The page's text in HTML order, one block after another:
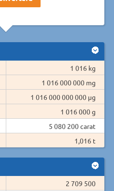
1 016 kg
1 016 000 000 mg
1 016 000 000 000 µg
1 016 000 g
5 080 200 carat
1,016 t
2 709 500